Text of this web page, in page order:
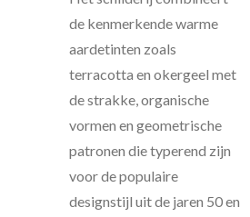
de kenmerkende warme
aardetinten zoals
terracotta en okergeel met
de strakke, organische
vormen en geometrische
patronen die typerend zijn
voor de populaire
designstijl uit de jaren 50 en